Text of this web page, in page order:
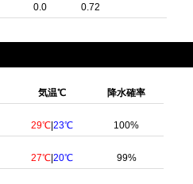
0.0
0.72
気温℃ 降水確率
29℃ |23℃ 100%
27℃ |20℃ 99%